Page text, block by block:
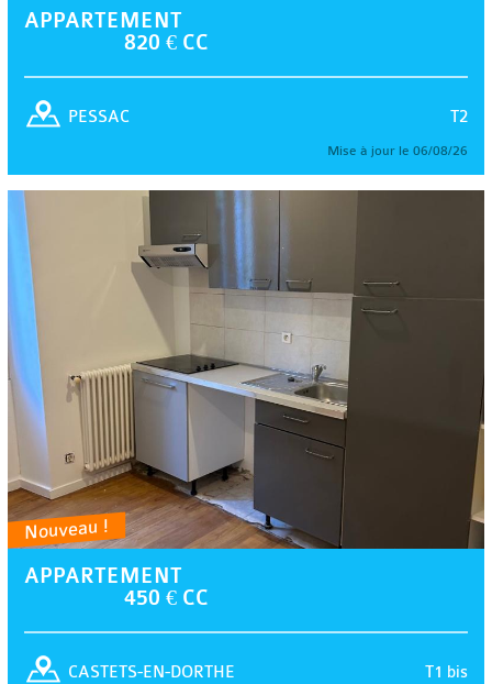
APPARTEMENT
820 € CC
T2
PESSAC
Mise à jour le 06/08/26
Nouveau !
APPARTEMENT
450 € CC
T1 bis
CASTETS-EN-DORTHE